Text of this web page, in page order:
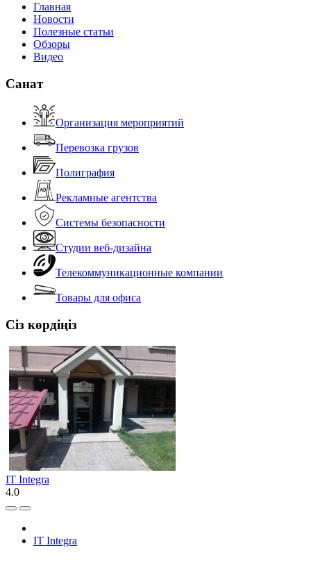
Главная
Новости
Полезные статьи
Обзоры
Видео
Санат
Организация мероприятий
Перевозка грузов
Полиграфия
Рекламные агентства
Системы безопасности
Студии веб-дизайна
Телекоммуникационные компании
Товары для офиса
Сіз көрдіңіз
IT Integra
4.0
IT Integra